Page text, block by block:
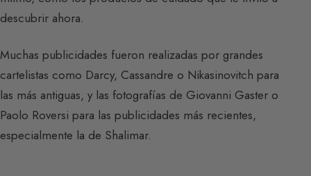
descubrir ahora.
Muchas publicidades fueron realizadas por grandes
cartelistas como Darcy, Cassandre o Nikasinovitch para
las más antiguas, y las fotografías de Giovanni Gaster o
Paolo Roversi para las publicidades más recientes,
especialmente la de Shalimar.